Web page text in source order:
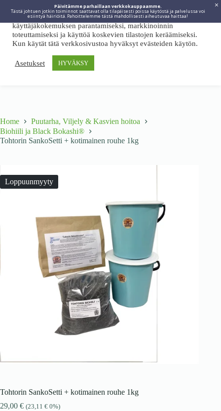
Päivitämme parhaillaan verkkokauppaamme.
Tästä johtuen jotkin toiminnot saattavat olla tilapäisesti poissa käytöstä ja palvelussa voi
esiintyä häiriöitä. Pahoittelemme tästä mahdollisesti aiheutuvaa haittaa!
Home
Puutarha, Viljely & Kasvien hoitoa
Biohiili ja Black Bokashi®
Tohtorin SankoSetti + kotimainen rouhe 1kg
Loppuunmyyty
Tohtorin SankoSetti + kotimainen rouhe 1kg
29,00 € (23,11 € 0%)
Viidakkotohtori.fi käyttää internetpalveluissaan evästeitä
käyttäjäkokemuksen parantamiseksi, markkinoinnin
toteuttamiseksi ja käyttöä koskevien tilastojen keräämiseksi.
Kun käytät tätä verkkosivustoa hyväksyt evästeiden käytön.
Asetukset HYVÄKSY